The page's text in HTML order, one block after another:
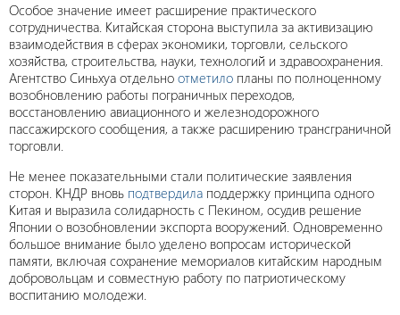
Особое значение имеет расширение практического
сотрудничества. Китайская сторона выступила за активизацию
взаимодействия в сферах экономики, торговли, сельского
хозяйства, строительства, науки, технологий и здравоохранения.
Агентство Синьхуа отдельно отметило планы по полноценному
возобновлению работы пограничных переходов,
восстановлению авиационного и железнодорожного
пассажирского сообщения, а также расширению трансграничной
торговли.
Не менее показательными стали политические заявления
сторон. КНДР вновь подтвердила поддержку принципа одного
Китая и выразила солидарность с Пекином, осудив решение
Японии о возобновлении экспорта вооружений. Одновременно
большое внимание было уделено вопросам исторической
памяти, включая сохранение мемориалов китайским народным
добровольцам и совместную работу по патриотическому
воспитанию молодежи.